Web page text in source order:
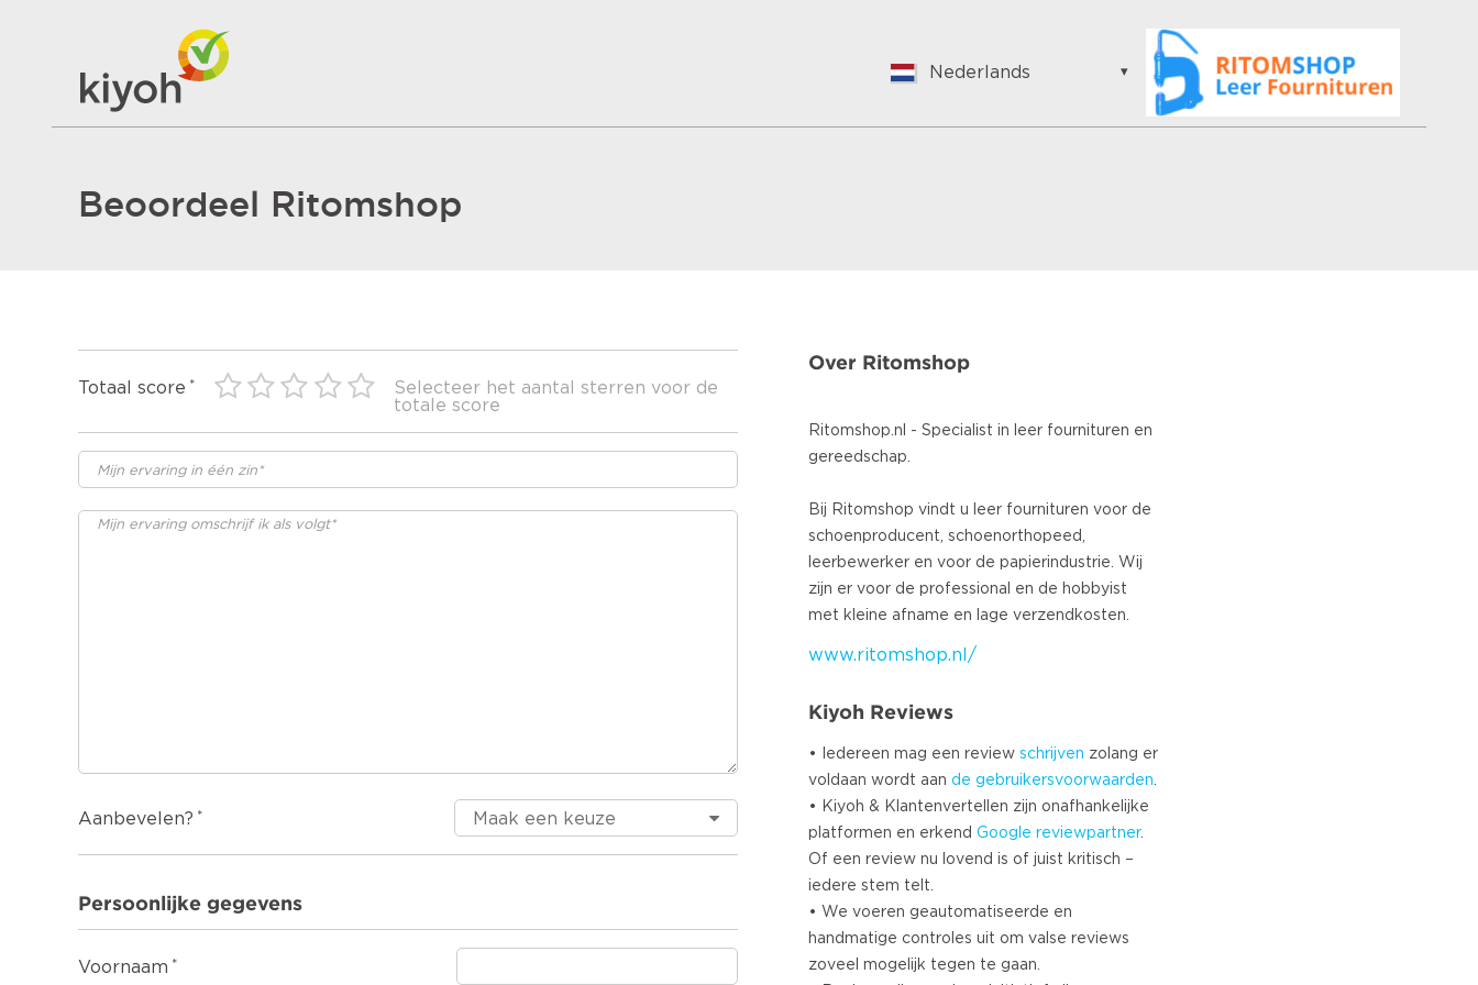
Nederlands
Nederlands
Croatian
Spanish
Turkish
Norwegian
Swedish
Danish
Brazilian Portuguese
Polish
Chinese
Greek
Czech
Estonian
Lithuanian
Latvian
Slovak
Beoordeel Ritomshop
Totaal score
Selecteer het aantal sterren voor de
totale score
Aanbevelen?
Persoonlijke gegevens
Voornaam
Over Ritomshop
Ritomshop.nl - Specialist in leer fournituren en
gereedschap.
Bij Ritomshop vindt u leer fournituren voor de
schoenproducent, schoenorthopeed,
leerbewerker en voor de papierindustrie. Wij
zijn er voor de professional en de hobbyist
www.ritomshop.nl/
Kiyoh Reviews
• Iedereen mag een review schrijven zolang er
voldaan wordt aan de gebruikersvoorwaarden.
• Kiyoh & Klantenvertellen zijn onafhankelijke
platformen en erkend Google reviewpartner.
Of een review nu lovend is of juist kritisch –
iedere stem telt.
• We voeren geautomatiseerde en
handmatige controles uit om valse reviews
zoveel mogelijk tegen te gaan.